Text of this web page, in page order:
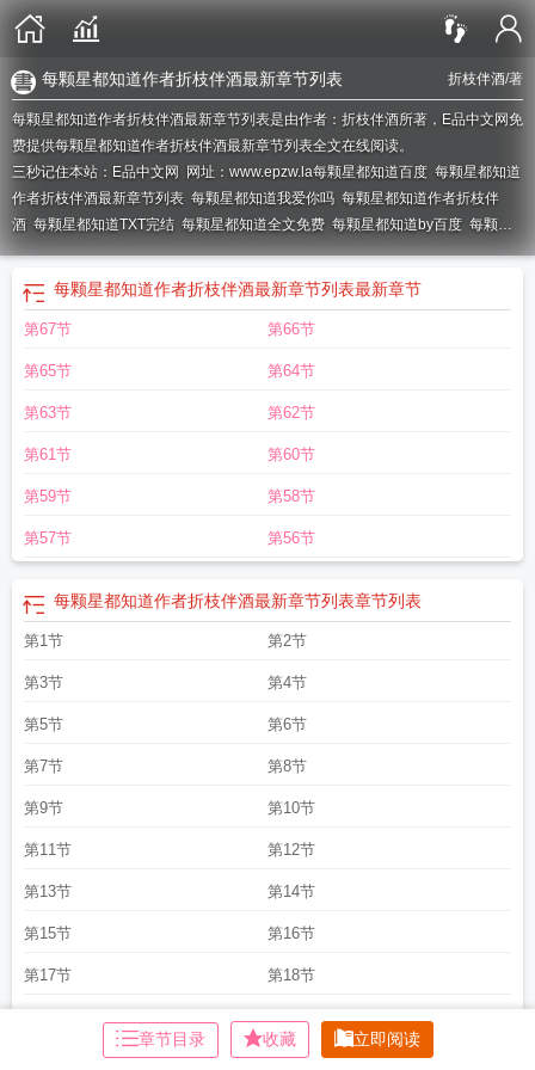
折枝伴酒/著
每颗星都知道作者折枝伴酒最新章节列表
每颗星都知道作者折枝伴酒最新章节列表是由作者：折枝伴酒所著，E品中文网免
费提供每颗星都知道作者折枝伴酒最新章节列表全文在线阅读。
三秒记住本站：E品中文网 网址：www.epzw.la每颗星都知道百度 每颗星都知道
作者折枝伴酒最新章节列表 每颗星都知道我爱你吗 每颗星都知道作者折枝伴
酒 每颗星都知道TXT完结 每颗星都知道全文免费 每颗星都知道by百度 每颗星
都知道 折枝伴酒每颗星都知道笔趣阁每颗星都知道全文免费阅读每颗星都知
道大结局每颗星都知道by折枝伴酒 每颗星都知道番外 每颗星都知道免费
星都知道晋江
TXT每颗星都知道全文免费阅读笔趣阁
每颗星都知道作者折枝伴酒最新章节列表最新章节
第67节 第66节
第65节 第64节
第63节 第62节
第61节 第60节
第59节 第58节
第57节 第56节
每颗星都知道作者折枝伴酒最新章节列表章节列表
第1节 第2节
第3节 第4节
第5节 第6节
第7节 第8节
第9节 第10节
第11节 第12节
第13节 第14节
第15节 第16节
第17节 第18节
第20节
第22节
章节目录 收藏 立即阅读